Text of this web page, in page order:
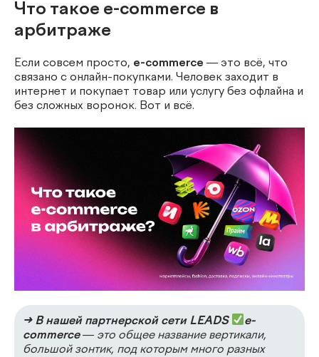
Что такое e-commerce в
арбитраже
Если совсем просто, e-commerce — это всё, что
связано с онлайн-покупками. Человек заходит в
интернет и покупает товар или услугу без офлайна и
без сложных воронок. Вот и всё.
➜ В нашей партнерской сети LEADS
e-
commerce— это общее название вертикали,
большой зонтик, под которым много разных